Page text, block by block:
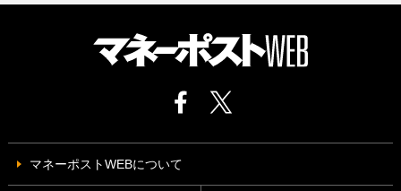
マネーポストWEBについて